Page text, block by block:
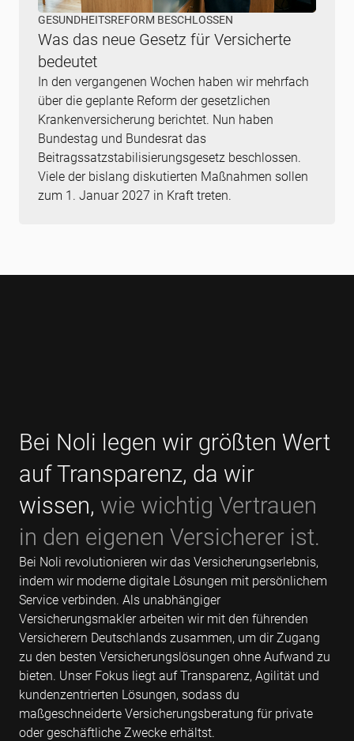
GESUNDHEITSREFORM BESCHLOSSEN
Was das neue Gesetz für Versicherte
bedeutet
In den vergangenen Wochen haben wir mehrfach
über die geplante Reform der gesetzlichen
Krankenversicherung berichtet. Nun haben
Bundestag und Bundesrat das
Beitragssatzstabilisierungsgesetz beschlossen.
Viele der bislang diskutierten Maßnahmen sollen
zum 1. Januar 2027 in Kraft treten.
Bei Noli legen wir größten Wert
auf Transparenz, da wir
wissen, wie wichtig Vertrauen
in den eigenen Versicherer ist.
Bei Noli revolutionieren wir das Versicherungserlebnis,
indem wir moderne digitale Lösungen mit persönlichem
Service verbinden. Als unabhängiger
Versicherungsmakler arbeiten wir mit den führenden
Versicherern Deutschlands zusammen, um dir Zugang
zu den besten Versicherungslösungen ohne Aufwand zu
bieten. Unser Fokus liegt auf Transparenz, Agilität und
kundenzentrierten Lösungen, sodass du
maßgeschneiderte Versicherungsberatung für private
oder geschäftliche Zwecke erhältst.